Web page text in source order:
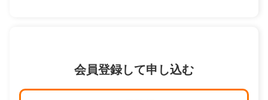
会員登録して申し込む